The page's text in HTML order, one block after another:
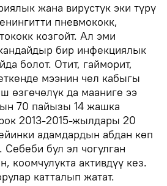
жана вирустук эки түрү
пневмококк,
козгойт. Ал эми
бир инфекциялык
болот. Отит, гайморит,
мээнин чел кабыгы
өзгөчөлүк да мааниге ээ
70 пайызы 14 жашка
2013-2015-жылдары 20
адамдардын абдан көп
бул эл чогулган
коомчулукта активдүү кез.
катталып жатат.